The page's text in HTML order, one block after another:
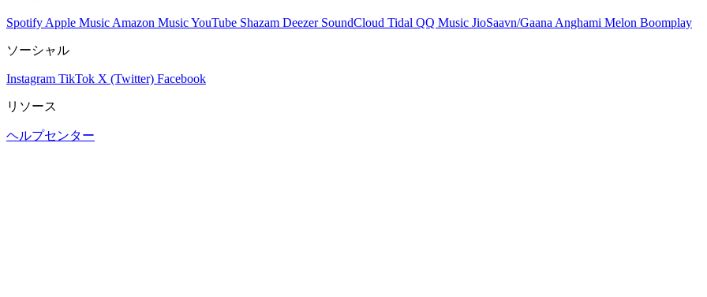
Spotify Apple Music Amazon MusicYouTube Shazam Deezer SoundCloud Tidal QQ Music JioSaavn/Gaana Anghami Melon Boomplay
ソーシャル
Instagram TikTok X (Twitter) Facebook
リソース
ヘルプセンター